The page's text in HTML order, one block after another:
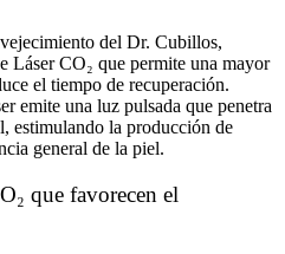
del Dr. Cubillos,
Láser CO₂ que permite una mayor
el tiempo de recuperación.
emite una luz pulsada que penetra
estimulando la producción de
general de la piel.
que favorecen el